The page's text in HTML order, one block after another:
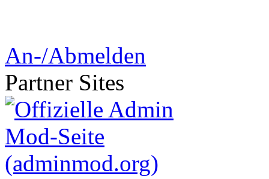
An-/Abmelden
Partner Sites